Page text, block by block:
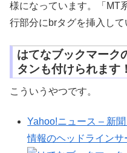
様になっています。「MT
行部分にbrタグを挿入して
はてなブックマーク
タンも付けられます！
こういうやつです。
Yahoo!ニュース – 新
情報のヘッドラインサ